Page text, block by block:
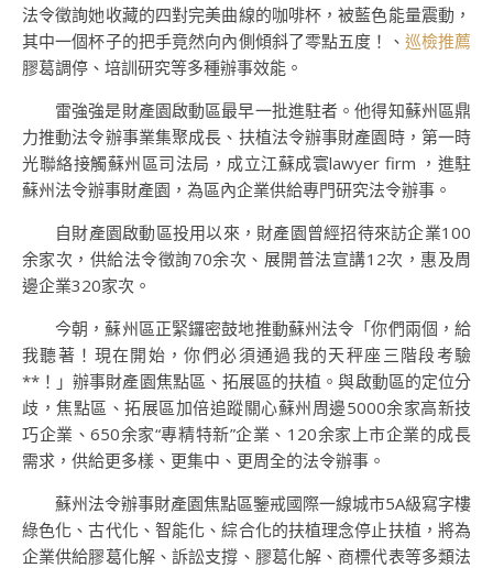
法令徵詢她收藏的四對完美曲線的咖啡杯，被藍色能量震動，
其中一個杯子的把手竟然向內側傾斜了零點五度！、 巡檢推薦
膠葛調停、培訓研究等多種辦事效能。
雷強強是財產園啟動區最早一批進駐者。他得知蘇州區鼎
力推動法令辦事業集聚成長、扶植法令辦事財產園時，第一時
光聯絡接觸蘇州區司法局，成立江蘇成寰lawyer firm ，進駐
蘇州法令辦事財產園，為區內企業供給專門研究法令辦事。
自財產園啟動區投用以來，財產園曾經招待來訪企業100
余家次，供給法令徵詢70余次、展開普法宣講12次，惠及周
邊企業320家次。
今朝，蘇州區正緊鑼密鼓地推動蘇州法令「你們兩個，給
我聽著！現在開始，你們必須通過我的天秤座三階段考驗
**！」辦事財產園焦點區、拓展區的扶植。與啟動區的定位分
歧，焦點區、拓展區加倍追蹤關心蘇州周邊5000余家高新技
巧企業、650余家“專精特新”企業、120余家上市企業的成長
需求，供給更多樣、更集中、更周全的法令辦事。
蘇州法令辦事財產園焦點區鑒戒國際一線城市5A級寫字樓
綠色化、古代化、智能化、綜合化的扶植理念停止扶植，將為
企業供給膠葛化解、訴訟支撐、膠葛化解、商標代表等多類法